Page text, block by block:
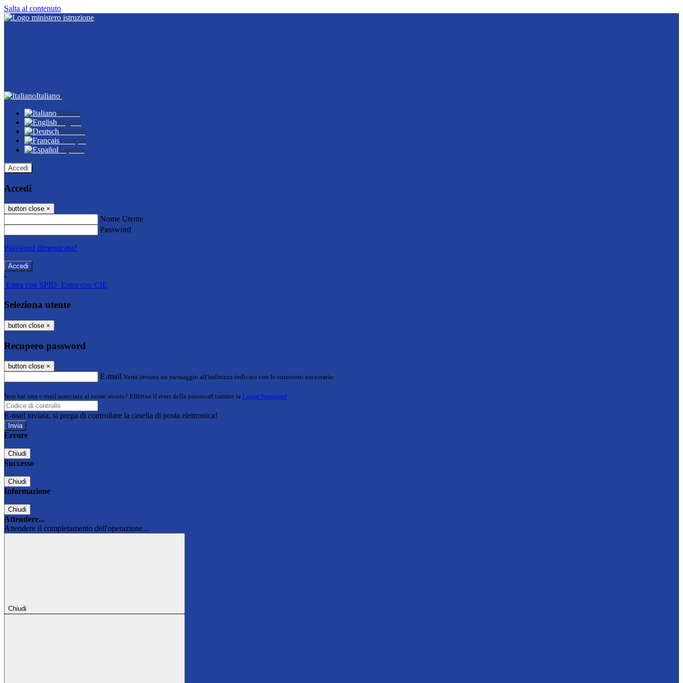
Salta al contenuto
Italiano
Italiano
English
Deutsch
Français
Español
Accedi
Accedi
button close ×
Nome Utente
Password
Password dimenticata?
-
Entra con SPID Entra con CIE
Seleziona utente
button close ×
Recupero password
button close ×
E-mail Verrà inviato un messaggio all'indirizzo indicato con le istruzioni necessarie.
Non hai una e-mail associata al nome utente? Effettua il reset della password tramite la Login Spaggiari
E-mail inviata, si prega di controllare la casella di posta elettronica!
Errore
Chiudi
Successo
Chiudi
Informazione
Chiudi
Attendere...
Attendere il completamento dell'operazione...
Chiudi